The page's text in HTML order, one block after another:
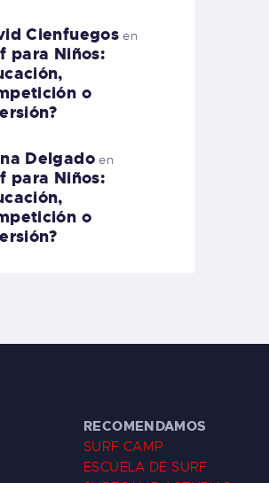
Cienfuegos en
para Niños:
o
Delgadoen
para Niños:
o
RECOMENDAMOS
SURF CAMP
ESCUELA DE SURF